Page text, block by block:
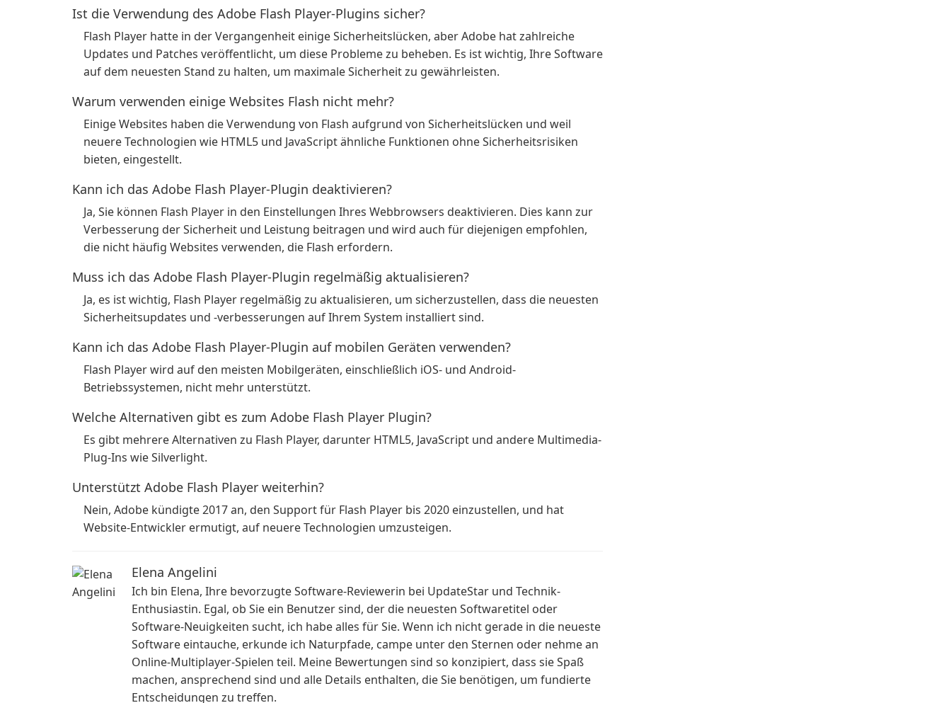
Ist die Verwendung des Adobe Flash Player-Plugins sicher?
Flash Player hatte in der Vergangenheit einige Sicherheitslücken, aber Adobe hat zahlreiche
Updates und Patches veröffentlicht, um diese Probleme zu beheben. Es ist wichtig, Ihre Software
auf dem neuesten Stand zu halten, um maximale Sicherheit zu gewährleisten.
Warum verwenden einige Websites Flash nicht mehr?
Einige Websites haben die Verwendung von Flash aufgrund von Sicherheitslücken und weil
neuere Technologien wie HTML5 und JavaScript ähnliche Funktionen ohne Sicherheitsrisiken
bieten, eingestellt.
Kann ich das Adobe Flash Player-Plugin deaktivieren?
Ja, Sie können Flash Player in den Einstellungen Ihres Webbrowsers deaktivieren. Dies kann zur
Verbesserung der Sicherheit und Leistung beitragen und wird auch für diejenigen empfohlen,
die nicht häufig Websites verwenden, die Flash erfordern.
Muss ich das Adobe Flash Player-Plugin regelmäßig aktualisieren?
Ja, es ist wichtig, Flash Player regelmäßig zu aktualisieren, um sicherzustellen, dass die neuesten
Sicherheitsupdates und -verbesserungen auf Ihrem System installiert sind.
Kann ich das Adobe Flash Player-Plugin auf mobilen Geräten verwenden?
Flash Player wird auf den meisten Mobilgeräten, einschließlich iOS- und Android-
Betriebssystemen, nicht mehr unterstützt.
Welche Alternativen gibt es zum Adobe Flash Player Plugin?
Es gibt mehrere Alternativen zu Flash Player, darunter HTML5, JavaScript und andere Multimedia-
Plug-Ins wie Silverlight.
Unterstützt Adobe Flash Player weiterhin?
Nein, Adobe kündigte 2017 an, den Support für Flash Player bis 2020 einzustellen, und hat
Website-Entwickler ermutigt, auf neuere Technologien umzusteigen.
Elena Angelini
Ich bin Elena, Ihre bevorzugte Software-Reviewerin bei UpdateStar und Technik-
Enthusiastin. Egal, ob Sie ein Benutzer sind, der die neuesten Softwaretitel oder
Software-Neuigkeiten sucht, ich habe alles für Sie. Wenn ich nicht gerade in die neueste
Software eintauche, erkunde ich Naturpfade, campe unter den Sternen oder nehme an
Online-Multiplayer-Spielen teil. Meine Bewertungen sind so konzipiert, dass sie Spaß
machen, ansprechend sind und alle Details enthalten, die Sie benötigen, um fundierte
Entscheidungen zu treffen.